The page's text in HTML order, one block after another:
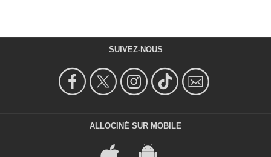
SUIVEZ-NOUS
ALLOCINÉ SUR MOBILE